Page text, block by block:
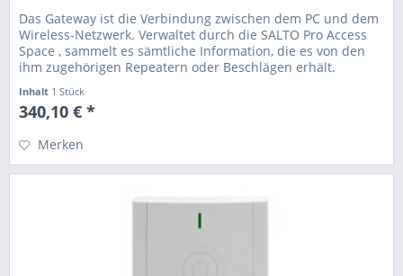
Das Gateway ist die Verbindung zwischen dem PC und dem
Wireless-Netzwerk. Verwaltet durch die SALTO Pro Access
Space , sammelt es sämtliche Information, die es von den
ihm zugehörigen Repeatern oder Beschlägen erhält.
Inhalt 1 Stück
340,10 € *
Merken